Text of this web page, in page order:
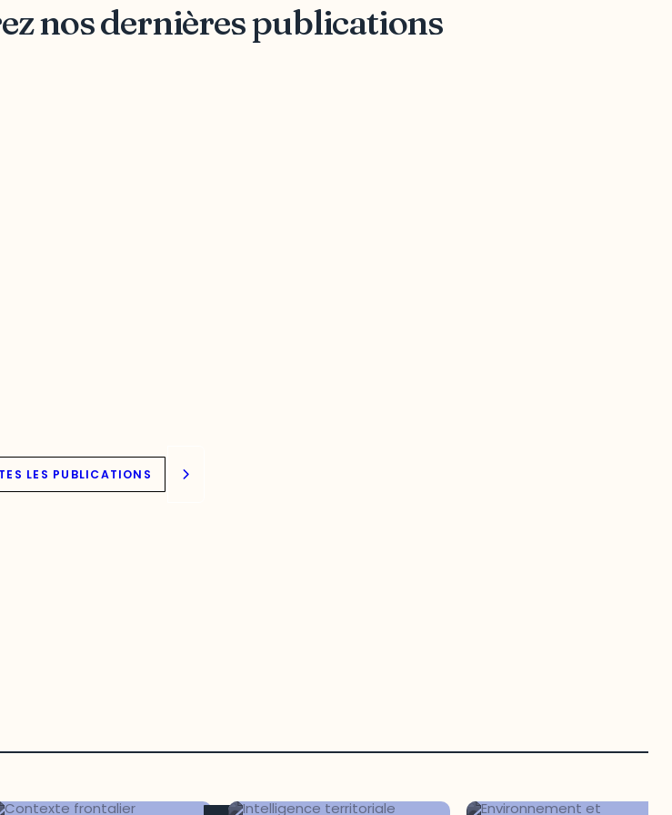
nos dernières publications
LES PUBLICATIONS